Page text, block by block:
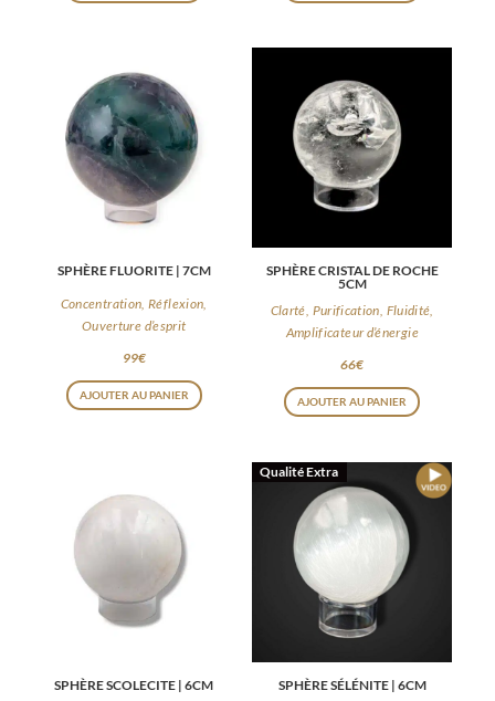
SPHÈRE FLUORITE | 7CM
Concentration, Réflexion,
Ouverture d’esprit
99€
AJOUTER AU PANIER
SPHÈRE CRISTAL DE ROCHE
5CM
Clarté, Purification, Fluidité,
Amplificateur d’énergie
66€
AJOUTER AU PANIER
SPHÈRE SCOLECITE | 6CM
Qualité Extra
SPHÈRE SÉLÉNITE | 6CM